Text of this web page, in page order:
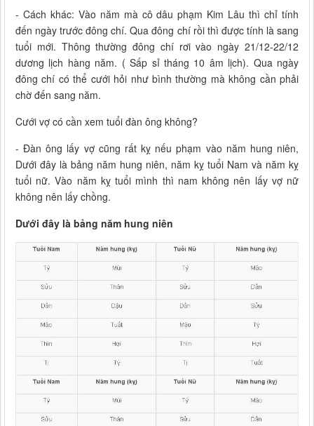
- Cách khác: Vào năm mà cô dâu phạm Kim Lâu thì chỉ tính
đến ngày trước đông chí. Qua đông chí rồi thì được tính là sang
tuổi mới. Thông thường đông chí rơi vào ngày 21/12-22/12
dương lịch hàng năm. ( Sấp sỉ tháng 10 âm lịch). Qua ngày
đông chí có thể cưới hỏi như bình thường mà không cần phải
chờ đến sang năm.
Cưới vợ có cần xem tuổi đàn ông không?
- Đàn ông lấy vợ cũng rất kỵ nếu phạm vào năm hung niên,
Dưới đây là bảng năm hung niên, năm kỵ tuổi Nam và năm kỵ
tuổi nữ. Vào năm kỵ tuổi mình thì nam không nên lấy vợ nữ
không nên lấy chồng.
Dưới đây là bảng năm hung niên